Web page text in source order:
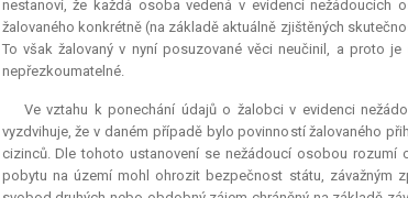
nestanoví, že každá osoba vedená v evidenci
žalovaného konkrétně (na základě aktuálně zjištěných
To však žalovaný v nyní posuzované věci neučinil, a proto
nepřezkoumatelné.
Ve vztahu k ponechání údajů o žalobci v evidenci
vyzdvihuje, že v daném případě bylo povinností žalovaného
cizinců. Dle tohoto ustanovení se nežádoucí osobou
pobytu na území mohl ohrozit bezpečnost státu, závažným